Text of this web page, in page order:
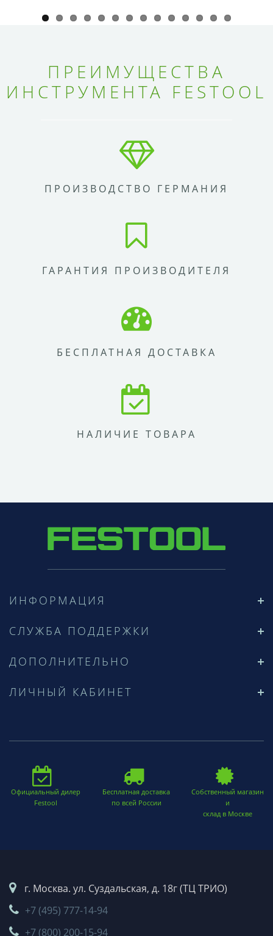
ПРЕИМУЩЕСТВА
ИНСТРУМЕНТА FESTOOL
ПРОИЗВОДСТВО ГЕРМАНИЯ
ГАРАНТИЯ ПРОИЗВОДИТЕЛЯ
БЕСПЛАТНАЯ ДОСТАВКА
НАЛИЧИЕ ТОВАРА
ИНФОРМАЦИЯ
СЛУЖБА ПОДДЕРЖКИ
ДОПОЛНИТЕЛЬНО
ЛИЧНЫЙ КАБИНЕТ
Официальный дилер
Festool
Бесплатная доставка
по всей России
Собственный магазин
и
склад в Москве
г. Москва. ул. Суздальская, д. 18г (ТЦ ТРИО)
+7 (495) 777-14-94
+7 (800) 200-15-94